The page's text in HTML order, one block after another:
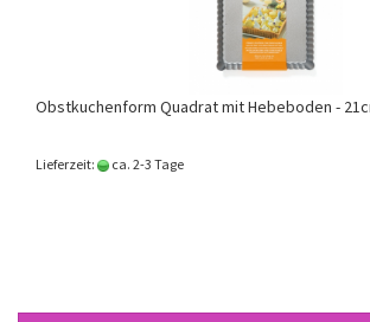
Obstkuchenform Quadrat mit Hebeboden -
Lieferzeit: ca. 2-3 Tage